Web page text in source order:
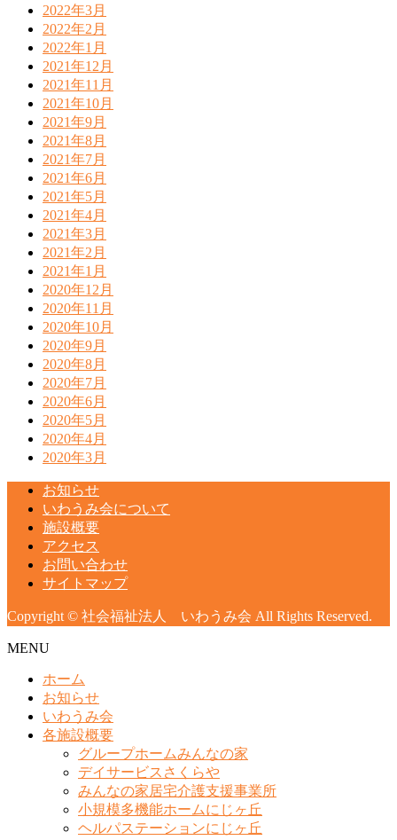
2022年3月
2022年2月
2022年1月
2021年12月
2021年11月
2021年10月
2021年9月
2021年8月
2021年7月
2021年6月
2021年5月
2021年4月
2021年3月
2021年2月
2021年1月
2020年12月
2020年11月
2020年10月
2020年9月
2020年8月
2020年7月
2020年6月
2020年5月
2020年4月
2020年3月
お知らせ
いわうみ会について
施設概要
アクセス
お問い合わせ
サイトマップ
Copyright © 社会福祉法人 いわうみ会 All Rights Reserved.
MENU
ホーム
お知らせ
いわうみ会
各施設概要
グループホームみんなの家
デイサービスさくらや
みんなの家居宅介護支援事業所
小規模多機能ホームにじヶ丘
ヘルパステーションにじヶ丘